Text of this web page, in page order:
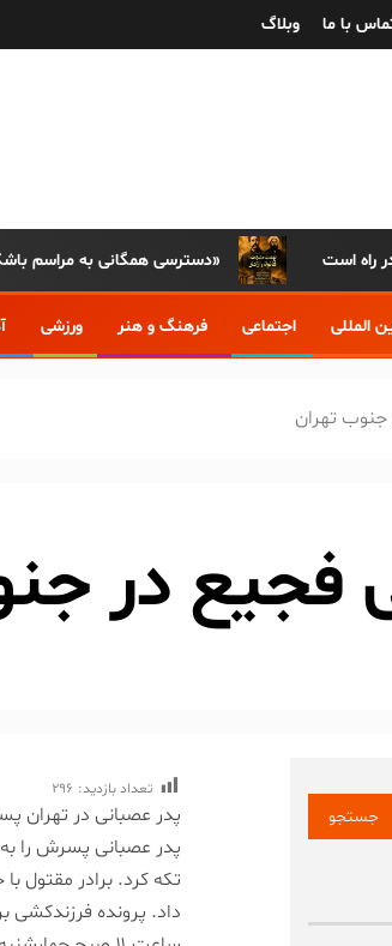
با ما وبلاگ
دسترسی همگانی به مراسم باشکوه روز مشروطه تاریخ ایران/ پخش زنده مراسم روز مشروطه تبریز از «آپارات»
المللی اجتماعی فرهنگ و هنر ورزشی
تهران
فجیع در
تعداد بازدید: 296
پدر عصبانی در تهران
پدر عصبانی پسرش را
تکه کرد. برادر مقتول
داد. پرونده فرزندکشی